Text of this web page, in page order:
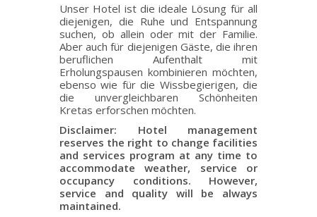
Unser Hotel ist die ideale Lösung für all
diejenigen, die Ruhe und Entspannung
suchen, ob allein oder mit der Familie.
Aber auch für diejenigen Gäste, die ihren
beruflichen Aufenthalt mit
Erholungspausen kombinieren möchten,
ebenso wie für die Wissbegierigen, die
die unvergleichbaren Schönheiten
Kretas erforschen möchten.
Disclaimer: Hotel management
reserves the right to change facilities
and services program at any time to
accommodate weather, service or
occupancy conditions. However,
service and quality will be always
maintained.